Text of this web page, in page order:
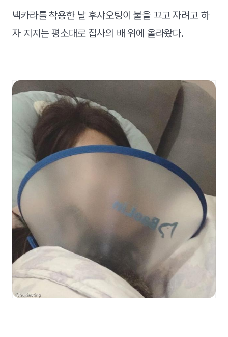
넥카라를 착용한 날 후샤오팅이 불을 끄고 자려고 하
자 지지는 평소대로 집사의 배 위에 올라왔다.